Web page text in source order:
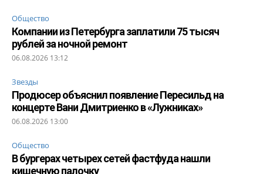
Общество
Компании из Петербурга заплатили 75 тысяч
рублей за ночной ремонт
06.08.2026 13:12
Звезды
Продюсер объяснил появление Пересильд на
концерте Вани Дмитриенко в «Лужниках»
06.08.2026 13:00
Общество
В бургерах четырех сетей фастфуда нашли
кишечную палочку